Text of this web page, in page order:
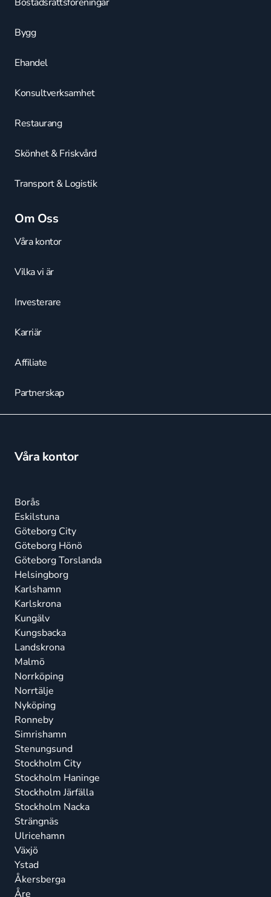
Bostadsrättsföreningar
Bygg
Ehandel
Konsultverksamhet
Restaurang
Skönhet & Friskvård
Transport & Logistik
Om Oss
Våra kontor
Vilka vi är
Investerare
Karriär
Affiliate
Partnerskap
Våra kontor
Borås
Eskilstuna
Göteborg City
Göteborg Hönö
Göteborg Torslanda
Helsingborg
Karlshamn
Karlskrona
Kungälv
Kungsbacka
Landskrona
Malmö
Norrköping
Norrtälje
Nyköping
Ronneby
Simrishamn
Stenungsund
Stockholm City
Stockholm Haninge
Stockholm Järfälla
Stockholm Nacka
Strängnäs
Ulricehamn
Växjö
Ystad
Åkersberga
Åre